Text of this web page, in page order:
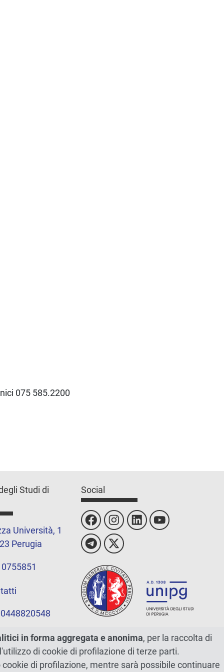
075 585.2200
Studi di
Università, 1
Perugia
Social
in forma aggregata e anonima, per la raccolta di
di cookie di profilazione di terze parti.
di profilazione, mentre sarà possibile continuare